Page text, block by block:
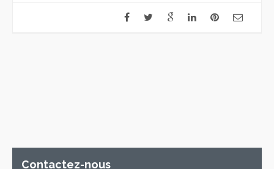
Contactez-nous